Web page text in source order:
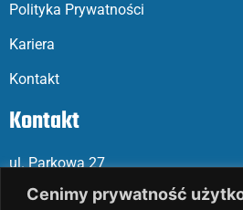
Cenimy prywatność
Polityka Prywatności
Kariera
Kontakt
Kontakt
ul. Parkowa 27
05-120 Legionowo